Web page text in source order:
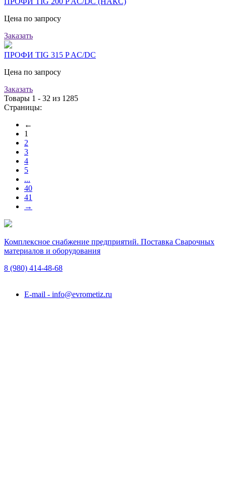
Цена по запросу
Заказать
ПРОФИ TIG 315 P AC/DC
Цена по запросу
Заказать
Товары 1 - 32 из 1285
Страницы:
←
1
2
3
4
5
...
40
41
→
Комплексное снабжение предприятий. Поставка Сварочных
материалов и оборудования
8 (980) 414-48-68
E-mail - info@evrometiz.ru